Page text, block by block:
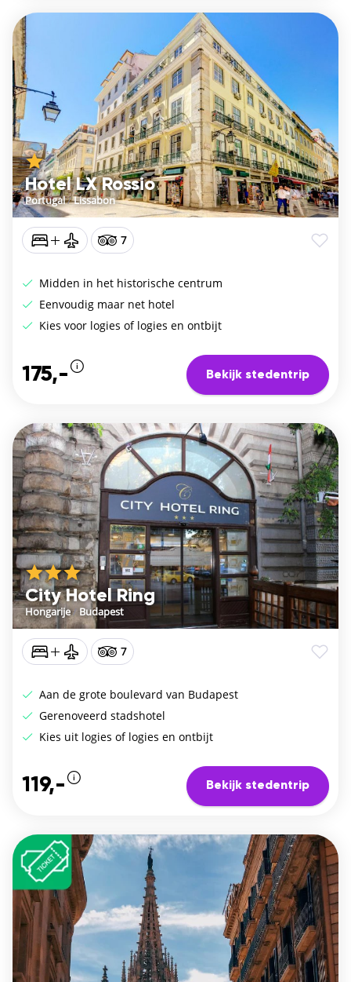
Hotel LX Rossio
Portugal/Lissabon
7
Midden in het historische centrum
Eenvoudig maar net hotel
Kies voor logies of logies en ontbijt
175,- Bekijk stedentrip
City Hotel Ring
Hongarije/Budapest
7
Aan de grote boulevard van Budapest
Gerenoveerd stadshotel
Kies uit logies of logies en ontbijt
119,- Bekijk stedentrip